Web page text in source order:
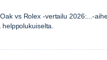
vs Rolex -vertailu 2026:...-